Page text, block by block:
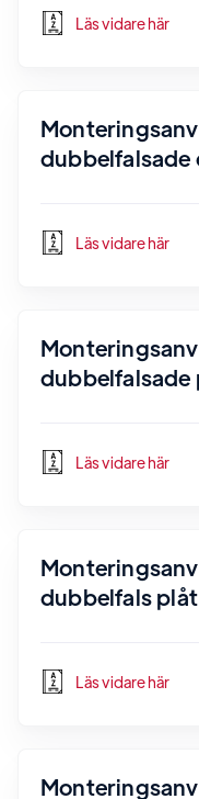
Läs vidare här
dubbelfalsade
Läs vidare här
dubbelfalsade
Läs vidare här
dubbelfals
Läs vidare här